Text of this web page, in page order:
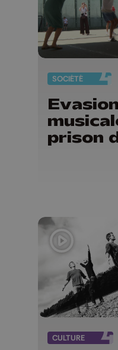
SOCIÉTÉ
Evasion
prison
CULTURE